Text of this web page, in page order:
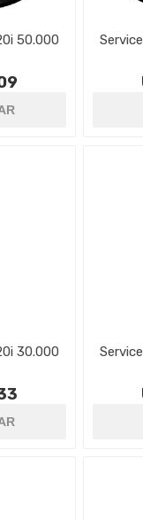
50.000
30.000